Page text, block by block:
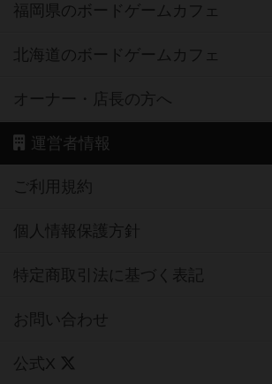
福岡県のボードゲームカフェ
北海道のボードゲームカフェ
オーナー・店長の方へ
運営者情報
ご利用規約
個人情報保護方針
特定商取引法に基づく表記
お問い合わせ
公式X